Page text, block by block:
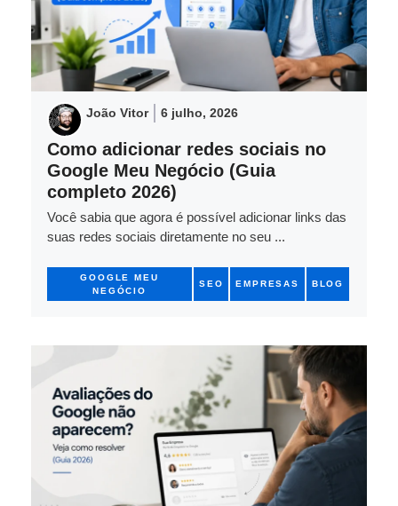
João Vitor 6 julho, 2026
Como adicionar redes sociais no
Google Meu Negócio (Guia
completo 2026)
Você sabia que agora é possível adicionar links das
suas redes sociais diretamente no seu ...
GOOGLE MEU
NEGÓCIO
SEO EMPRESAS BLOG